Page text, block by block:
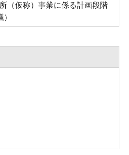
（仮称）事業に係る計画段階